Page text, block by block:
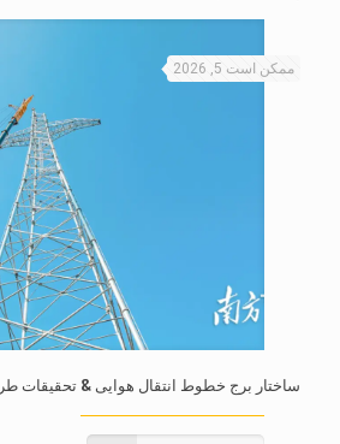
ممکن است 5, 2026
ساختار برج خطوط انتقال هوایی & تحقیقات